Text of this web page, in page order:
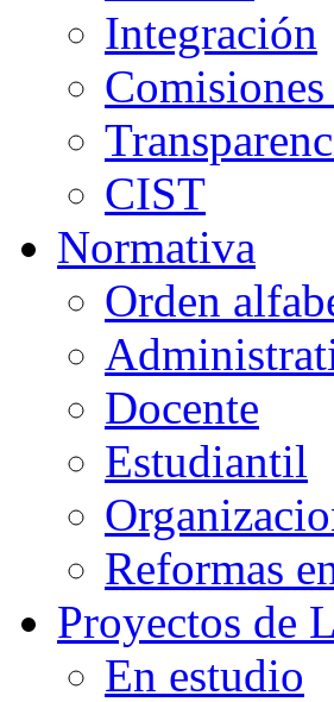
Integración
CIST
Normativa
Orden
Docente
Estudiantil
Reformas
Proyectos de
En estudio